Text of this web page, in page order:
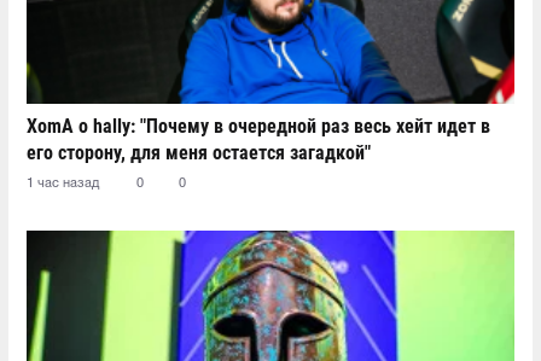
XomA о hally: "Почему в очередной раз весь хейт идет в
его сторону, для меня остается загадкой"
1 час назад 0 0